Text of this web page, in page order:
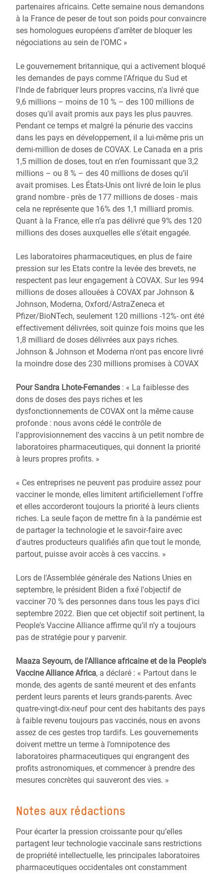
partenaires africains. Cette semaine nous demandons
à la France de peser de tout son poids pour convaincre
ses homologues européens d’arrêter de bloquer les
négociations au sein de l’OMC »
Le gouvernement britannique, qui a activement bloqué
les demandes de pays comme l'Afrique du Sud et
l'Inde de fabriquer leurs propres vaccins, n'a livré que
9,6 millions – moins de 10 % – des 100 millions de
doses qu'il avait promis aux pays les plus pauvres.
Pendant ce temps et malgré la pénurie des vaccins
dans les pays en développement, il a lui-même pris un
demi-million de doses de COVAX. Le Canada en a pris
1,5 million de doses, tout en n’en fournissant que 3,2
millions – ou 8 % – des 40 millions de doses qu’il
avait promises. Les États-Unis ont livré de loin le plus
grand nombre - près de 177 millions de doses - mais
cela ne représente que 16% des 1,1 milliard promis.
Quant à la France, elle n’a pas délivré que 9% des 120
millions des doses auxquelles elle s’était engagée.
Les laboratoires pharmaceutiques, en plus de faire
pression sur les Etats contre la levée des brevets, ne
respectent pas leur engagement à COVAX. Sur les 994
millions de doses allouées à COVAX par Johnson &
Johnson, Moderna, Oxford/AstraZeneca et
Pfizer/BioNTech, seulement 120 millions -12%- ont été
effectivement délivrées, soit quinze fois moins que les
1,8 milliard de doses délivrées aux pays riches.
Johnson & Johnson et Moderna n'ont pas encore livré
la moindre dose des 230 millions promises à COVAX
Pour Sandra Lhote-Fernandes : « La faiblesse des
dons de doses des pays riches et les
dysfonctionnements de COVAX ont la même cause
profonde : nous avons cédé le contrôle de
l'approvisionnement des vaccins à un petit nombre de
laboratoires pharmaceutiques, qui donnent la priorité
à leurs propres profits. »
« Ces entreprises ne peuvent pas produire assez pour
vacciner le monde, elles limitent artificiellement l'offre
et elles accorderont toujours la priorité à leurs clients
riches. La seule façon de mettre fin à la pandémie est
de partager la technologie et le savoir-faire avec
d'autres producteurs qualifiés afin que tout le monde,
partout, puisse avoir accès à ces vaccins. »
Lors de l'Assemblée générale des Nations Unies en
septembre, le président Biden a fixé l'objectif de
vacciner 70 % des personnes dans tous les pays d'ici
septembre 2022. Bien que cet objectif soit pertinent, la
People's Vaccine Alliance affirme qu’il n’y a toujours
pas de stratégie pour y parvenir.
Maaza Seyoum, de l'Alliance africaine et de la People's
Vaccine Alliance Africa, a déclaré : « Partout dans le
monde, des agents de santé meurent et des enfants
perdent leurs parents et leurs grands-parents. Avec
quatre-vingt-dix-neuf pour cent des habitants des pays
à faible revenu toujours pas vaccinés, nous en avons
assez de ces gestes trop tardifs. Les gouvernements
doivent mettre un terme à l’omnipotence des
laboratoires pharmaceutiques qui engrangent des
profits astronomiques, et commencer à prendre des
mesures concrètes qui sauveront des vies. »
Notes aux rédactions
Pour écarter la pression croissante pour qu’elles
partagent leur technologie vaccinale sans restrictions
de propriété intellectuelle, les principales laboratoires
pharmaceutiques occidentales ont constamment